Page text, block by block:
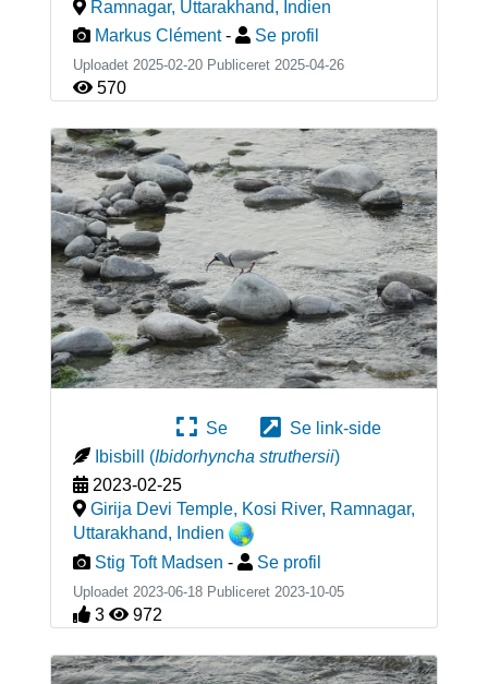
Ramnagar, Uttarakhand, Indien
Markus Clément - Se profil
Uploadet 2025-02-20 Publiceret 2025-04-26
570
Se
Se link-side
Ibisbill
(Ibidorhyncha struthersii)
2023-02-25
Girija Devi Temple, Kosi River, Ramnagar,
Uttarakhand, Indien
Stig Toft Madsen - Se profil
Uploadet 2023-06-18 Publiceret 2023-10-05
3 972